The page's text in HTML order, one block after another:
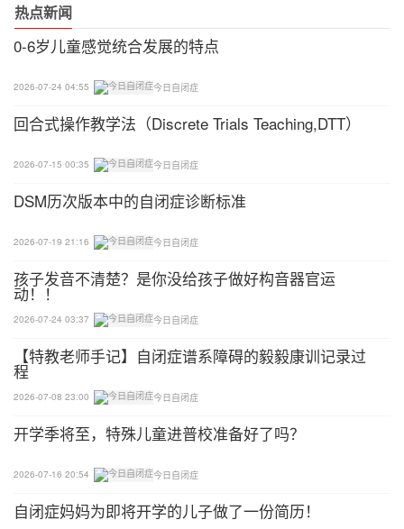
和粤语。
除了他出色的语言能力，克莱门茨还对艺术电影以及
美国、英国、中国的嘻哈文化有广泛的了解。他杰出
症视为馈赠。对他来说，孤独症使他的日常生活更加
艰难。如果没有孤独症，有些事情分明是他可以处理
们的肢体语言。我看不上那些肤浅的谈天说地，也因
此在没有意识到的情形下冒犯了许多人。通常，别人
和我的对话非常单调，因为我常常把话题直接引向我
的兴趣所在，也由于我无法考虑到他们是否感兴趣，
对方总是不得不承受过载的信息。但我已经在学着调
整了。”
这个问题导致克莱门茨很难建立并维系人际关系，而
找女朋友就更难了：他告诉我，对于像他一样的孤独
症人群来说，“和别人发生性关系的机会渺茫，而找
到长期的性伴侣则近乎不可能。”
热点新闻
0-6岁儿童感觉统合发展的特点
2026-07-24 04:55 今日自闭症
回合式操作教学法（Discrete Trials Teaching,DTT）
2026-07-15 00:35 今日自闭症
DSM历次版本中的自闭症诊断标准
2026-07-19 21:16 今日自闭症
孩子发音不清楚？是你没给孩子做好构音器官运
动！！
2026-07-24 03:37 今日自闭症
【特教老师手记】自闭症谱系障碍的毅毅康训记录过
程
2026-07-08 23:00 今日自闭症
开学季将至，特殊儿童进普校准备好了吗？
2026-07-16 20:54 今日自闭症
自闭症妈妈为即将开学的儿子做了一份简历！